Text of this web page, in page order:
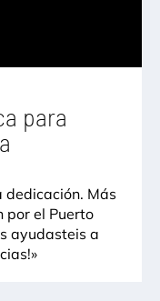
para
dedicación. Más
por el Puerto
ayudasteis a